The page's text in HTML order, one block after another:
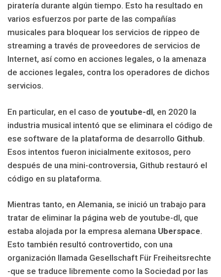
piratería durante algún tiempo. Esto ha resultado en
varios esfuerzos por parte de las compañías
musicales para bloquear los servicios de rippeo de
streaming a través de proveedores de servicios de
Internet, así como en acciones legales, o la amenaza
de acciones legales, contra los operadores de dichos
servicios.
En particular, en el caso de youtube-dl, en 2020 la
industria musical intentó que se eliminara el código de
ese software de la plataforma de desarrollo Github.
Esos intentos fueron inicialmente exitosos, pero
después de una mini-controversia, Github restauró el
código en su plataforma.
Mientras tanto, en Alemania, se inició un trabajo para
tratar de eliminar la página web de youtube-dl, que
estaba alojada por la empresa alemana Uberspace.
Esto también resultó controvertido, con una
organización llamada Gesellschaft Für Freiheitsrechte
-que se traduce libremente como la Sociedad por las